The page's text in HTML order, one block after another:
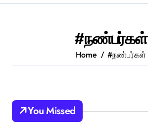
#நண்பர்கள்
Home #நண்பர்கள்
You Missed